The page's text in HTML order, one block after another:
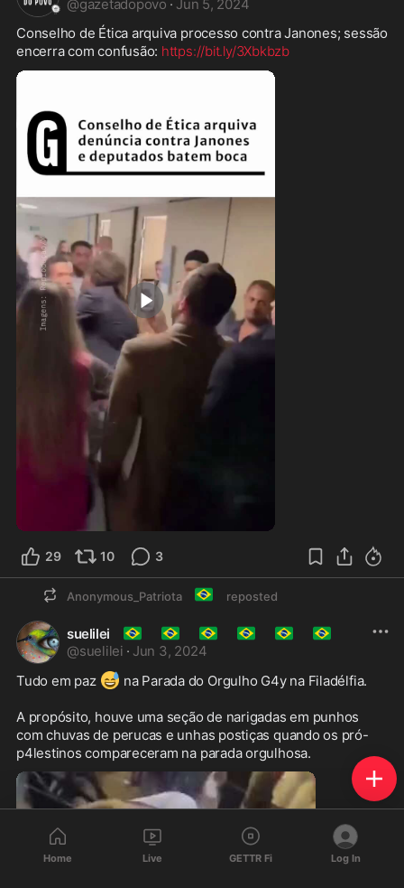
@gazetadopovo · Jun 5, 2024
Conselho de Ética arquiva processo contra Janones; sessão
encerra com confusão: https://bit.ly/3Xbkbzb
29 10 3
Anonymous_Patriota 🇧🇷 reposted
suelilei 🇧🇷 🇧🇷 🇧🇷 🇧🇷 🇧🇷 🇧🇷
@suelilei · Jun 3, 2024
Tudo em paz 😅 na Parada do Orgulho G4y na Filadélfia.
A propósito, houve uma seção de narigadas em punhos
com chuvas de perucas e unhas postiças quando os pró-
p4lestinos compareceram na parada orgulhosa.
Home Live GETTR Fi Log In